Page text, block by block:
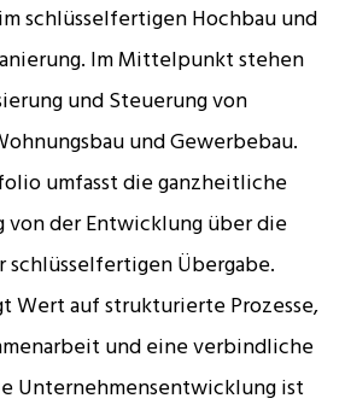
schlüsselfertigen Hochbau und
Im Mittelpunkt stehen
und Steuerung von
und Gewerbebau.
umfasst die ganzheitliche
der Entwicklung über die
schlüsselfertigen Übergabe.
Wert auf strukturierte Prozesse,
und eine verbindliche
Unternehmensentwicklung ist